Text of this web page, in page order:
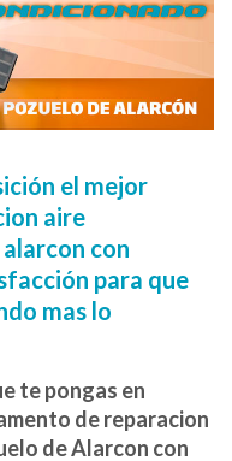
el mejor
aire
con
para que
mas lo
te pongas en
de reparacion
de Alarcon con